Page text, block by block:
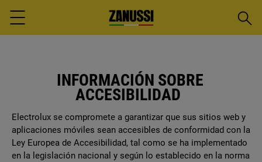
Menu
INFORMACIÓN SOBRE
ACCESIBILIDAD
Electrolux se compromete a garantizar que sus sitios web y
aplicaciones móviles sean accesibles de conformidad con la
Ley Europea de Accesibilidad, tal como se ha implementado
en la legislación nacional y según lo establecido en la norma